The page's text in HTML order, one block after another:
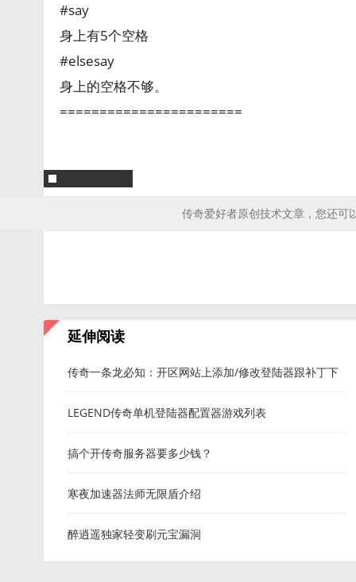
#say
身上有5个空格
#elsesay
身上的空格不够。
=======================
传奇爱好者原创技术文章，您还可
延伸阅读
传奇一条龙必知：开区网站上添加/修改登陆器跟补丁下
载地址
LEGEND传奇单机登陆器配置器游戏列表
搞个开传奇服务器要多少钱？
寒夜加速器法师无限盾介绍
醉逍遥独家轻变刷元宝漏洞